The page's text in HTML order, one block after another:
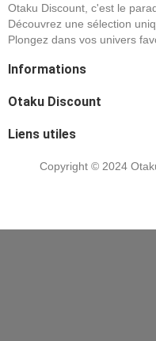
Otaku Discount, c'est le
Découvrez une sélection
Plongez dans vos univers
Informations
Otaku Discount
Liens utiles
Copyright © 2024